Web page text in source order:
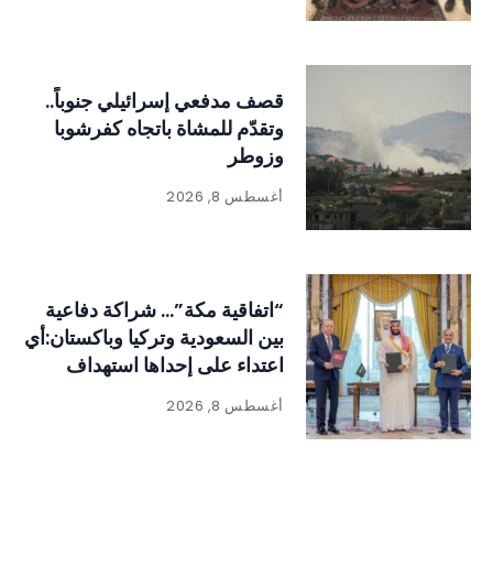
قصف مدفعي إسرائيلي جنوباً..
وتقدّم للمشاة باتجاه كفرشوبا
وزوطر
أغسطس 8, 2026
“اتفاقية مكة”… شراكة دفاعية
بين السعودية وتركيا وباكستان:أي
اعتداء على إحداها استهداف
للدول الثلاث
أغسطس 8, 2026